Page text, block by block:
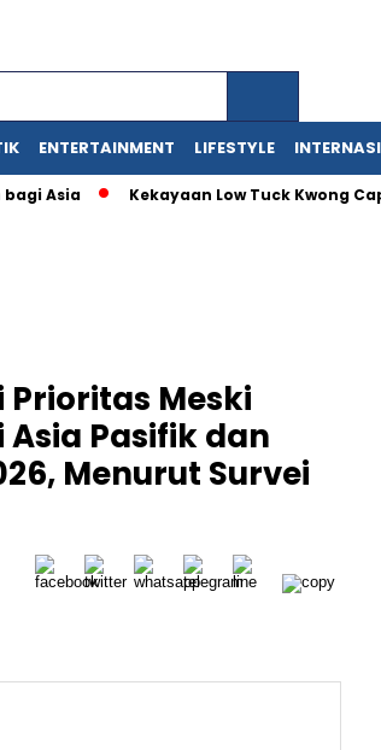
ENTERTAINMENT LIFESTYLE
Kekayaan Low Tuck Kwong Capai
Meski
Pasifik dan
Menurut Survei